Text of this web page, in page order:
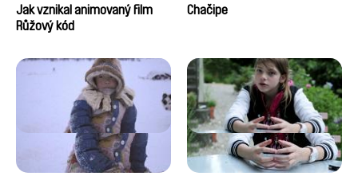
Julie Groux, Sandra Leydier,
Manuarii Morel, Romain
Jak vznikal animovaný film
Růžový kód
Chačipe